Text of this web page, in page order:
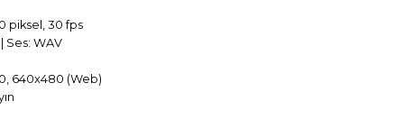
piksel ,30 fps
| Ses:WAV
640x480 (Web)